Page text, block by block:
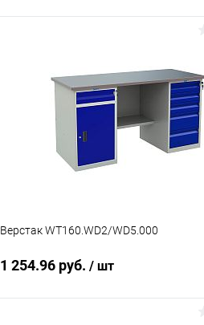
Купить в 1 клик К сравнению
Под заказ
Верстак WT160.WD2/WD5.000
1 254.96 руб. / шт